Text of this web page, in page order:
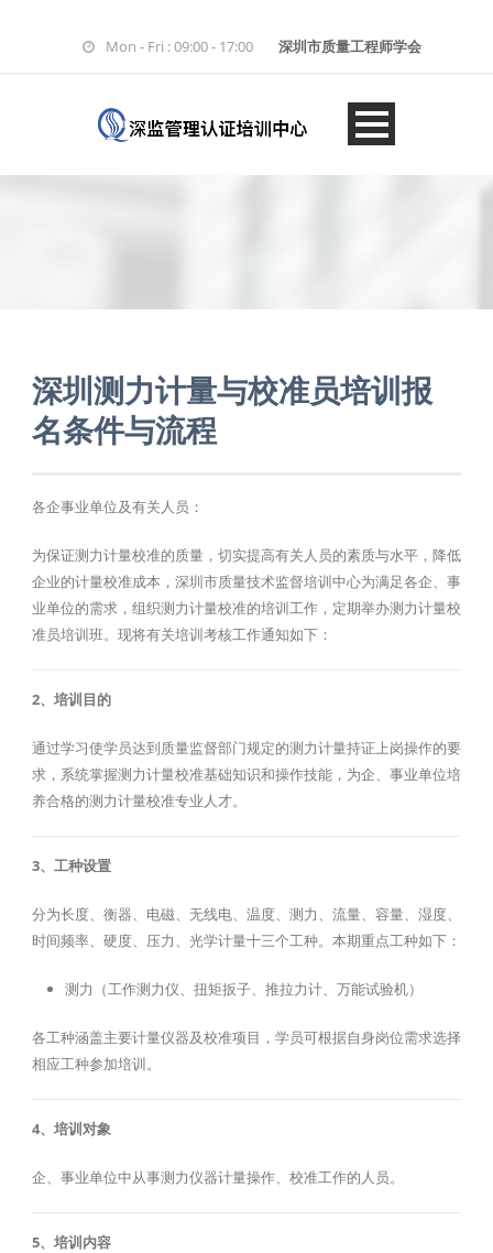
Mon - Fri : 09:00 - 17:00 深圳市质量工程师学会
深圳测力计量与校准员培训报
名条件与流程
各企事业单位及有关人员：
为保证测力计量校准的质量，切实提高有关人员的素质与水平，降低
企业的计量校准成本，深圳市质量技术监督培训中心为满足各企、事
业单位的需求，组织测力计量校准的培训工作，定期举办测力计量校
准员培训班。现将有关培训考核工作通知如下：
2、培训目的
通过学习使学员达到质量监督部门规定的测力计量持证上岗操作的要
求，系统掌握测力计量校准基础知识和操作技能，为企、事业单位培
养合格的测力计量校准专业人才。
3、工种设置
分为长度、衡器、电磁、无线电、温度、测力、流量、容量、湿度、
时间频率、硬度、压力、光学计量十三个工种。本期重点工种如下：
测力（工作测力仪、扭矩扳子、推拉力计、万能试验机）
各工种涵盖主要计量仪器及校准项目，学员可根据自身岗位需求选择
相应工种参加培训。
4、培训对象
企、事业单位中从事测力仪器计量操作、校准工作的人员。
5、培训内容